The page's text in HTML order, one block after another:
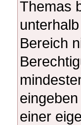
Themas
Bereich
einer